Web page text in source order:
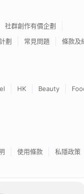
社群創作有價企劃
劃
常見問題 條款及
HK Beauty
使用條款 私隱政策